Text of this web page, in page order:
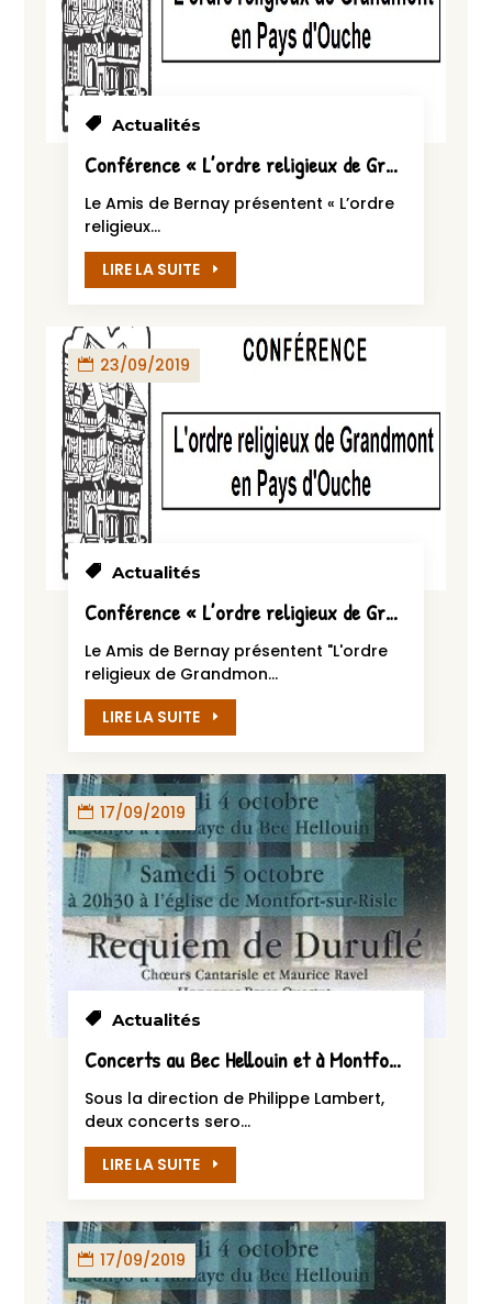
Actualités
Conférence « L’ordre religieux de Grandmont en Pays d’Ouche » – 8 octobre 2019
Le Amis de Bernay présentent « L’ordre
religieux...
LIRE LA SUITE
23/09/2019
Actualités
Conférence « L’ordre religieux de Grandmont en Pays d’Ouche » – 8 octobre 2019
Le Amis de Bernay présentent "L'ordre
religieux de Grandmon...
LIRE LA SUITE
17/09/2019
Actualités
Concerts au Bec Hellouin et à Montfort-sur-Risle
Sous la direction de Philippe Lambert,
deux concerts sero...
LIRE LA SUITE
17/09/2019